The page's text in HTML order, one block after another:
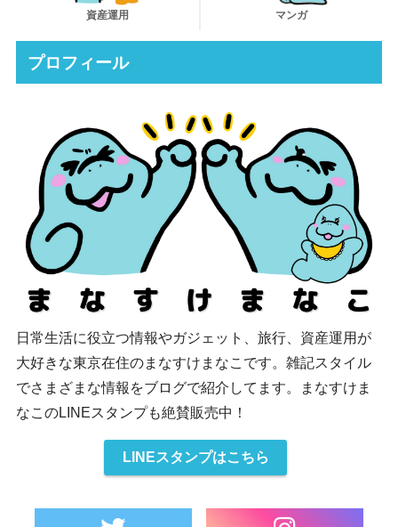
資産運用 マンガ
プロフィール
日常生活に役立つ情報やガジェット、旅行、資産運用が
大好きな東京在住のまなすけまなこです。雑記スタイル
でさまざまな情報をブログで紹介してます。まなすけま
なこのLINEスタンプも絶賛販売中！
LINEスタンプはこちら